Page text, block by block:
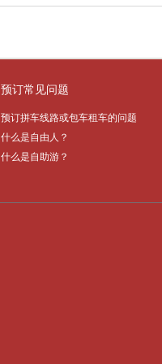
预订常见问题
预订拼车线路或包车租车的问题
什么是自由人？
什么是自助游？